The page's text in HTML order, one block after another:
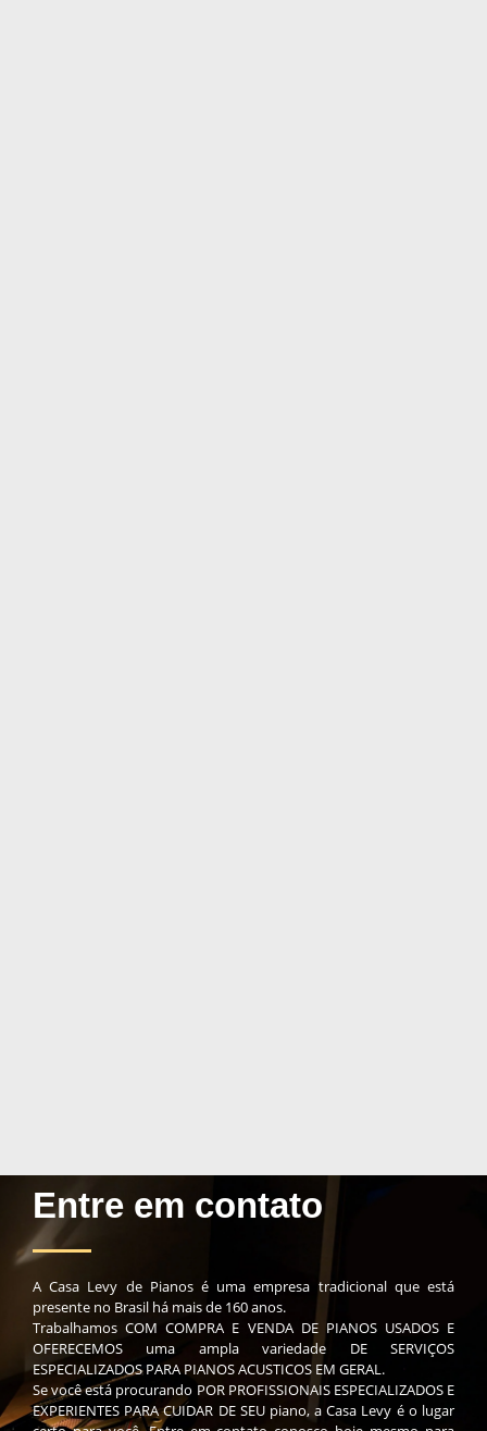
Entre em contato
A Casa Levy de Pianos é uma empresa tradicional que está
presente no Brasil há mais de 160 anos.
Trabalhamos COM COMPRA E VENDA DE PIANOS USADOS E
OFERECEMOS uma ampla variedade DE SERVIÇOS
ESPECIALIZADOS PARA PIANOS ACUSTICOS EM GERAL.
Se você está procurando POR PROFISSIONAIS ESPECIALIZADOS E
EXPERIENTES PARA CUIDAR DE SEU piano, a Casa Levy é o lugar